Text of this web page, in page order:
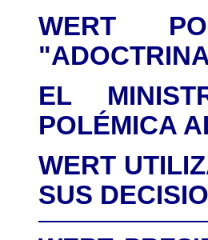
WERT
EL
POLÉMICA
WERT
SUS